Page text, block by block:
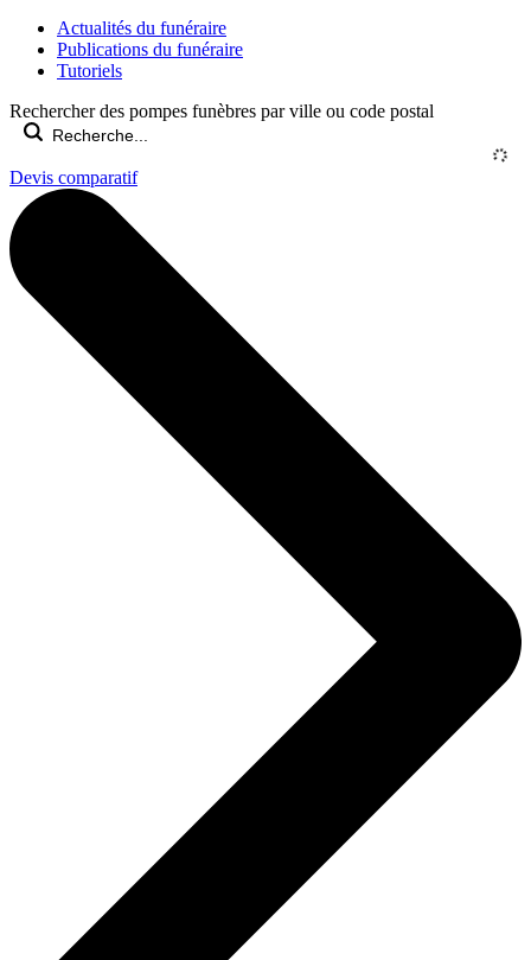
Actualités du funéraire
Publications du funéraire
Tutoriels
Rechercher des pompes funèbres par ville ou code postal
Devis comparatif